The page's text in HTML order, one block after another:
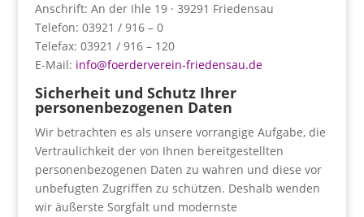
Anschrift: An der Ihle 19 · 39291 Friedensau
Telefon: 03921 / 916 – 0
Telefax: 03921 / 916 – 120
E-Mail: info@foerderverein-friedensau.de
Sicherheit und Schutz Ihrer
personenbezogenen Daten
Wir betrachten es als unsere vorrangige Aufgabe, die
Vertraulichkeit der von Ihnen bereitgestellten
personenbezogenen Daten zu wahren und diese vor
unbefugten Zugriffen zu schützen. Deshalb wenden
wir äußerste Sorgfalt und modernste